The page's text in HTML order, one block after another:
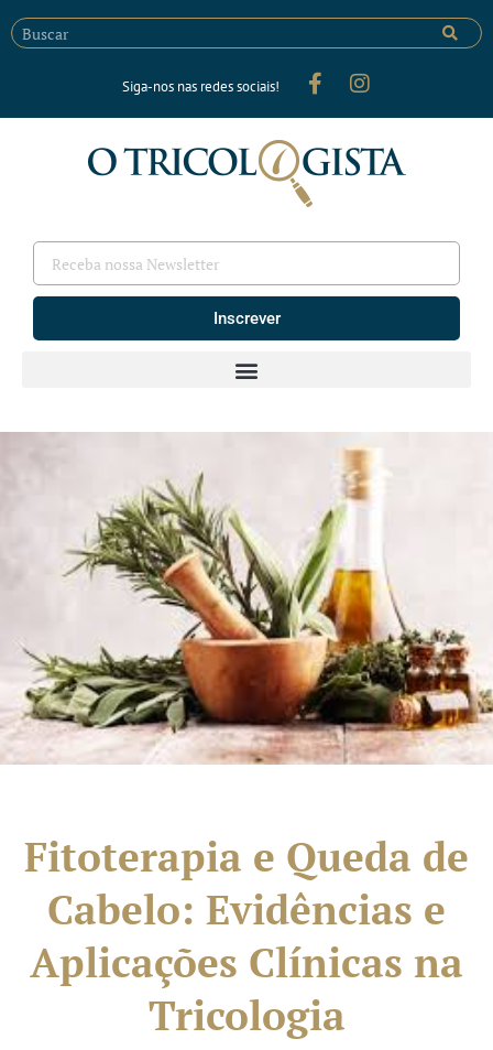
Siga-nos nas redes sociais!
Inscrever
Fitoterapia e Queda de
Cabelo: Evidências e
Aplicações Clínicas na
Tricologia